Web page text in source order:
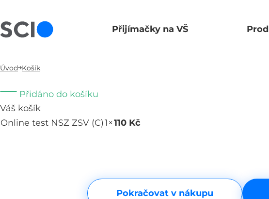
Přijímačky na VŠ
Úvod Košík
Přidáno do košíku
Váš košík
Online test NSZ ZSV (C)1×110 Kč
Pokračovat v nákupu